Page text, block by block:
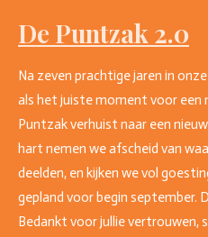
De Puntzak 2.0
Na zeven prachtige jaren in
als het juiste moment voor een
Puntzak verhuist naar een
hart nemen we afscheid van
deelden, en kijken we vol
gepland voor begin september.
Bedankt voor jullie vertrouwen,